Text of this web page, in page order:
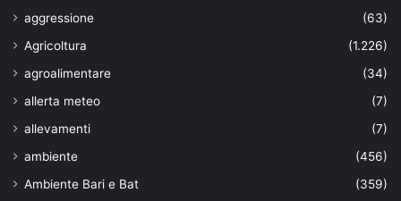
aggressione
(63)
Agricoltura
(1.226)
agroalimentare
(34)
allerta meteo
(7)
allevamenti
(7)
ambiente
(456)
Ambiente Bari e Bat
(359)